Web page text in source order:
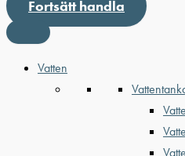
Fortsätt handla
Vatten